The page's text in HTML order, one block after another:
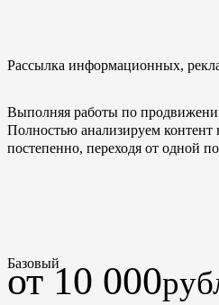
Рассылка информационных,
Выполняя работы по
Полностью анализируем контент
постепенно, переходя от одной
Базовый
от 10 000